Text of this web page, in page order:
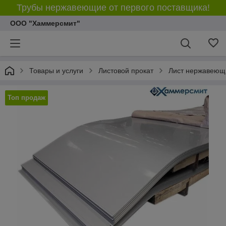
Трубы нержавеющие от первого поставщика!
ООО "Хаммерсмит"
Товары и услуги Листовой прокат Лист
Топ продаж